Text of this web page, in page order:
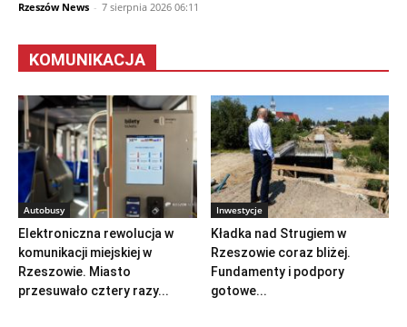
Rzeszów News - 7 sierpnia 2026 06:11
KOMUNIKACJA
Autobusy
Elektroniczna rewolucja w
komunikacji miejskiej w
Rzeszowie. Miasto
przesuwało cztery razy...
Inwestycje
Kładka nad Strugiem w
Rzeszowie coraz bliżej.
Fundamenty i podpory
gotowe...